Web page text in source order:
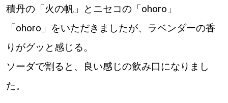
明日への”きっかけ”WEBマガジン
積丹の「火の帆」とニセコの「ohoro」
「ohoro」をいただきましたが、ラベンダーの香
りがグッと感じる。
ソーダで割ると、良い感じの飲み口になりまし
た。